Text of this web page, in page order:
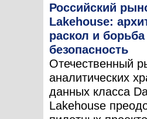
Российский
Lakehouse:
раскол и борьба
безопасность
Отечественный
аналитических
данных класса
Lakehouse